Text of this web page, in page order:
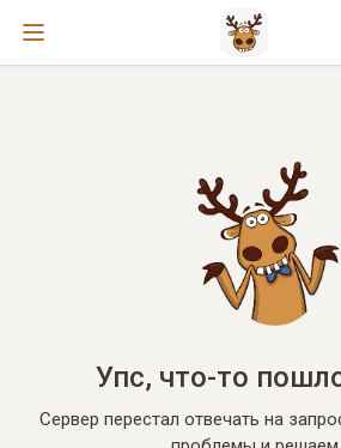
Упс, что-то
Сервер перестал отвечать на